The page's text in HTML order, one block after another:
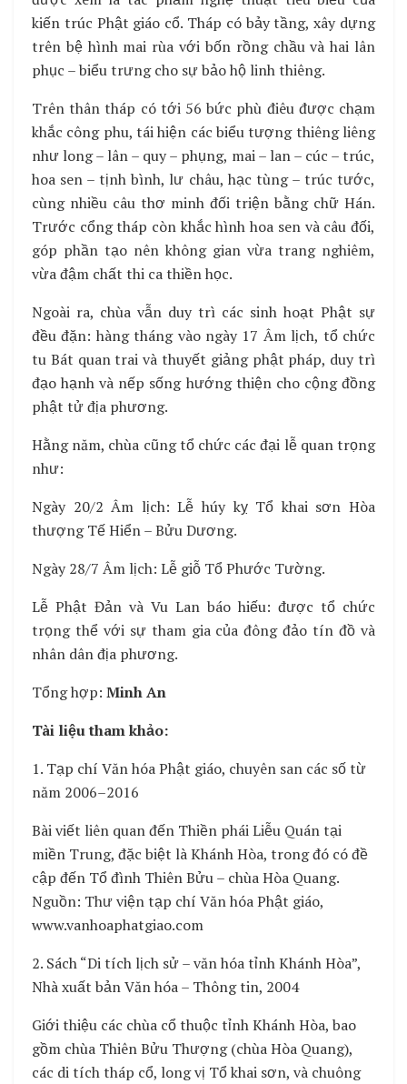
kiến trúc Phật giáo cổ. Tháp có bảy tầng, xây dựng
trên bệ hình mai rùa với bốn rồng chầu và hai lân
phục – biểu trưng cho sự bảo hộ linh thiêng.
Trên thân tháp có tới 56 bức phù điêu được chạm
khắc công phu, tái hiện các biểu tượng thiêng liêng
như long – lân – quy – phụng, mai – lan – cúc – trúc,
hoa sen – tịnh bình, lư châu, hạc tùng – trúc tước,
cùng nhiều câu thơ minh đối triện bằng chữ Hán.
Trước cổng tháp còn khắc hình hoa sen và câu đối,
góp phần tạo nên không gian vừa trang nghiêm,
vừa đậm chất thi ca thiền học.
Ngoài ra, chùa vẫn duy trì các sinh hoạt Phật sự
đều đặn: hàng tháng vào ngày 17 Âm lịch, tổ chức
tu Bát quan trai và thuyết giảng phật pháp, duy trì
đạo hạnh và nếp sống hướng thiện cho cộng đồng
phật tử địa phương.
Hằng năm, chùa cũng tổ chức các đại lễ quan trọng
như:
Ngày 20/2 Âm lịch: Lễ húy kỵ Tổ khai sơn Hòa
thượng Tế Hiển – Bửu Dương.
Ngày 28/7 Âm lịch: Lễ giỗ Tổ Phước Tường.
Lễ Phật Đản và Vu Lan báo hiếu: được tổ chức
trọng thể với sự tham gia của đông đảo tín đồ và
nhân dân địa phương.
Tổng hợp: Minh An
Tài liệu tham khảo:
1. Tạp chí Văn hóa Phật giáo, chuyên san các số từ
năm 2006–2016
Bài viết liên quan đến Thiền phái Liễu Quán tại
miền Trung, đặc biệt là Khánh Hòa, trong đó có đề
cập đến Tổ đình Thiên Bửu – chùa Hòa Quang.
Nguồn: Thư viện tạp chí Văn hóa Phật giáo,
www.vanhoaphatgiao.com
2. Sách “Di tích lịch sử – văn hóa tỉnh Khánh Hòa”,
Nhà xuất bản Văn hóa – Thông tin, 2004
Giới thiệu các chùa cổ thuộc tỉnh Khánh Hòa, bao
gồm chùa Thiên Bửu Thượng (chùa Hòa Quang),
các di tích tháp cổ, long vị Tổ khai sơn, và chuông